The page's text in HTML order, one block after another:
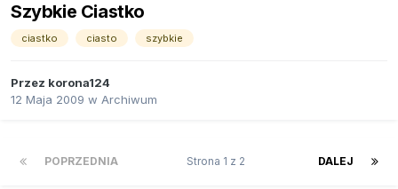
Szybkie Ciastko
ciastko ciasto szybkie
Przez korona124
12 Maja 2009 w Archiwum
POPRZEDNIA DALEJ
Strona 1 z 2